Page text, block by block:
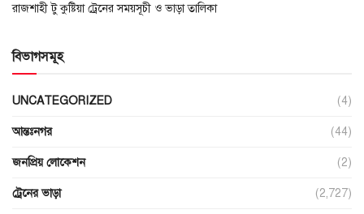
রাজশাহী টু কুষ্টিয়া ট্রেনের সময়সূচী ও ভাড়া তালিকা
বিভাগসমূহ
UNCATEGORIZED (4)
আন্তঃনগর (44)
জনপ্রিয় লোকেশন (2)
ট্রেনের ভাড়া (2,727)